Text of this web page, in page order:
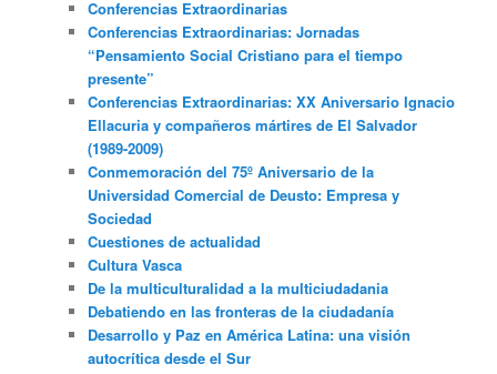
Conferencias Extraordinarias
Conferencias Extraordinarias: Jornadas
“Pensamiento Social Cristiano para el tiempo
presente”
Conferencias Extraordinarias: XX Aniversario Ignacio
Ellacuria y compañeros mártires de El Salvador
(1989-2009)
Conmemoración del 75º Aniversario de la
Universidad Comercial de Deusto: Empresa y
Sociedad
Cuestiones de actualidad
Cultura Vasca
De la multiculturalidad a la multiciudadania
Debatiendo en las fronteras de la ciudadanía
Desarrollo y Paz en América Latina: una visión
autocrítica desde el Sur